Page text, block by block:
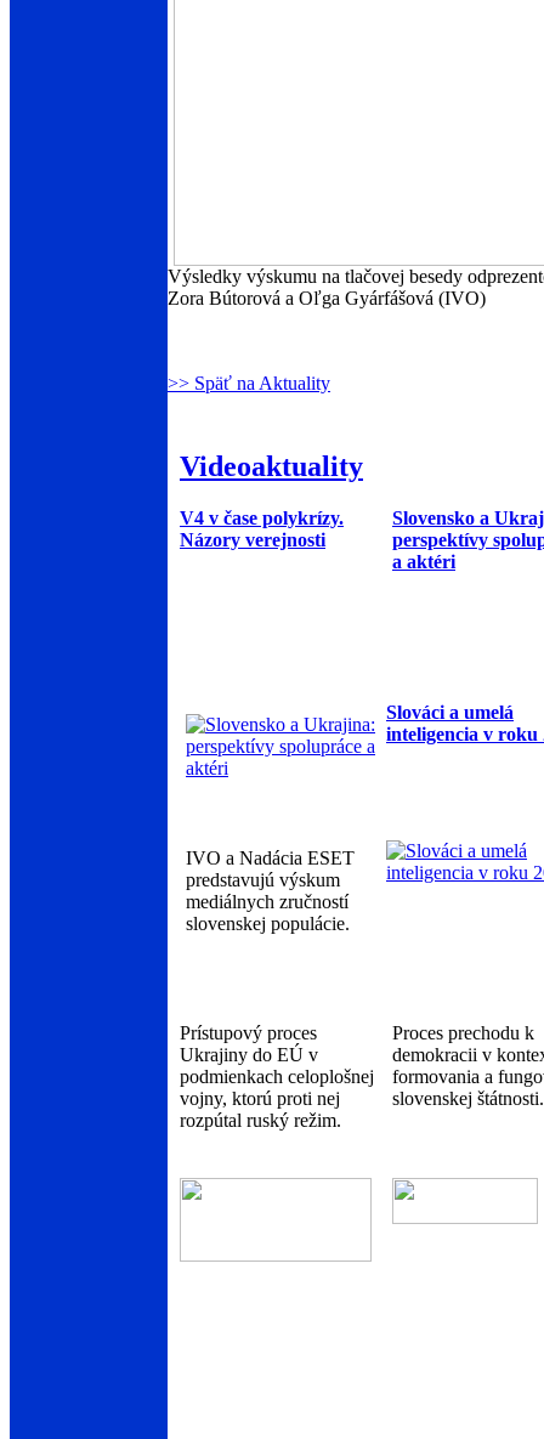
Výsledky výskumu na tlačovej besedy
Zora Bútorová a Oľga Gyárfášová (IVO)
>> Späť na Aktuality
Videoaktuality
V4 v čase polykrízy.
Názory verejnosti
Slovensko a
perspektívy
a aktéri
Slováci a umelá
inteligencia v roku
IVO a Nadácia ESET
predstavujú výskum
mediálnych zručností
slovenskej populácie.
Prístupový proces
Ukrajiny do EÚ v
podmienkach celoplošnej
vojny, ktorú proti nej
rozpútal ruský režim.
Proces prechodu k
demokracii v
formovania a
slovenskej štátnosti.